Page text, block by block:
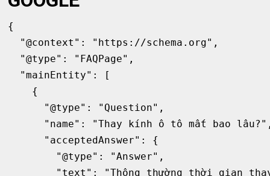
{
  "@context": "https://schema.org",
  "@type": "FAQPage",
  "mainEntity": [
    {
      "@type": "Question",
"name": "Thay kính ô tô mất bao
      "acceptedAnswer": {
        "@type": "Answer",
"text": "Thông thường thời gian